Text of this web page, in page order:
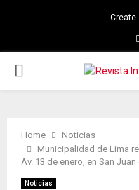
Create
PRIMARY
Home
Noticias
Municipalidad de Lima
Av. 13 de enero, en San
Noticias